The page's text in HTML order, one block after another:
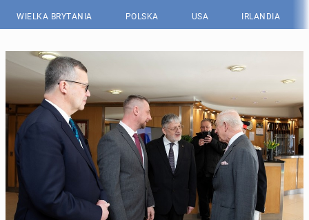
WIELKA BRYTANIA POLSKA USA IRLANDIA